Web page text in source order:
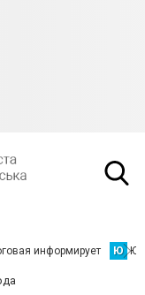
информирует Ю